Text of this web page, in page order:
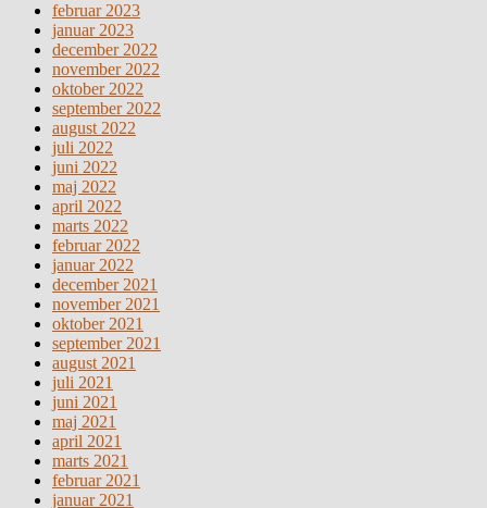
februar 2023
januar 2023
december 2022
november 2022
oktober 2022
september 2022
august 2022
juli 2022
juni 2022
maj 2022
april 2022
marts 2022
februar 2022
januar 2022
december 2021
november 2021
oktober 2021
september 2021
august 2021
juli 2021
juni 2021
maj 2021
april 2021
marts 2021
februar 2021
januar 2021